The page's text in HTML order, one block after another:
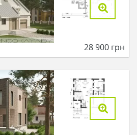
28 900 грн